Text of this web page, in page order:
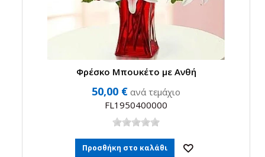
Φρέσκο Μπουκέτο με Ανθή
50,00 € ανά τεμάχιο
FL1950400000
Προσθήκη στο καλάθι